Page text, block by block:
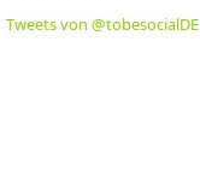
Tweets von @tobesocialDE